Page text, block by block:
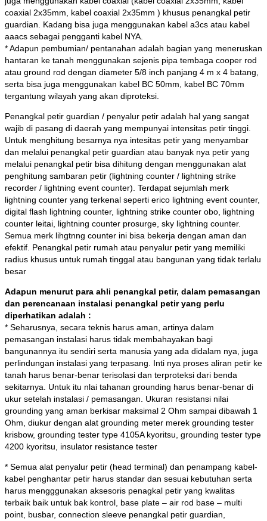
coaxial 2x35mm, kabel coaxial 2x35mm ) khusus penangkal petir
guardian. Kadang bisa juga menggunakan kabel a3cs atau kabel
aaacs sebagai pengganti kabel NYA.
* Adapun pembumian/ pentanahan adalah bagian yang meneruskan
hantaran ke tanah menggunakan sejenis pipa tembaga cooper rod
atau ground rod dengan diameter 5/8 inch panjang 4 m x 4 batang,
serta bisa juga menggunakan kabel BC 50mm, kabel BC 70mm
tergantung wilayah yang akan diproteksi.
Penangkal petir guardian / penyalur petir adalah hal yang sangat
wajib di pasang di daerah yang mempunyai intensitas petir tinggi.
Untuk menghitung besarnya nya intesitas petir yang menyambar
dan melalui penangkal petir guardian atau banyak nya petir yang
melalui penangkal petir bisa dihitung dengan menggunakan alat
penghitung sambaran petir (lightning counter / lightning strike
recorder / lightning event counter). Terdapat sejumlah merk
lightning counter yang terkenal seperti erico lightning event counter,
digital flash lightning counter, lightning strike counter obo, lightning
counter leitai, lightning counter prosurge, sky lightning counter.
Semua merk lihgtnng counter ini bisa bekerja dengan aman dan
efektif. Penangkal petir rumah atau penyalur petir yang memiliki
radius khusus untuk rumah tinggal atau bangunan yang tidak terlalu
besar
Adapun menurut para ahli penangkal petir, dalam pemasangan
dan perencanaan instalasi penangkal petir yang perlu
diperhatikan adalah :
* Seharusnya, secara teknis harus aman, artinya dalam
pemasangan instalasi harus tidak membahayakan bagi
bangunannya itu sendiri serta manusia yang ada didalam nya, juga
perlindungan instalasi yang terpasang. Inti nya proses aliran petir ke
tanah harus benar-benar terisolasi dan terproteksi dari benda
sekitarnya. Untuk itu nlai tahanan grounding harus benar-benar di
ukur setelah instalasi / pemasangan. Ukuran resistansi nilai
grounding yang aman berkisar maksimal 2 Ohm sampai dibawah 1
Ohm, diukur dengan alat grounding meter merek grounding tester
krisbow, grounding tester type 4105A kyoritsu, grounding tester type
4200 kyoritsu, insulator resistance tester
* Semua alat penyalur petir (head terminal) dan penampang kabel-
kabel penghantar petir harus standar dan sesuai kebutuhan serta
harus mengggunakan aksesoris penagkal petir yang kwalitas
terbaik baik untuk bak kontrol, base plate – air rod base – multi
point, busbar, connection sleeve penangkal petir guardian,